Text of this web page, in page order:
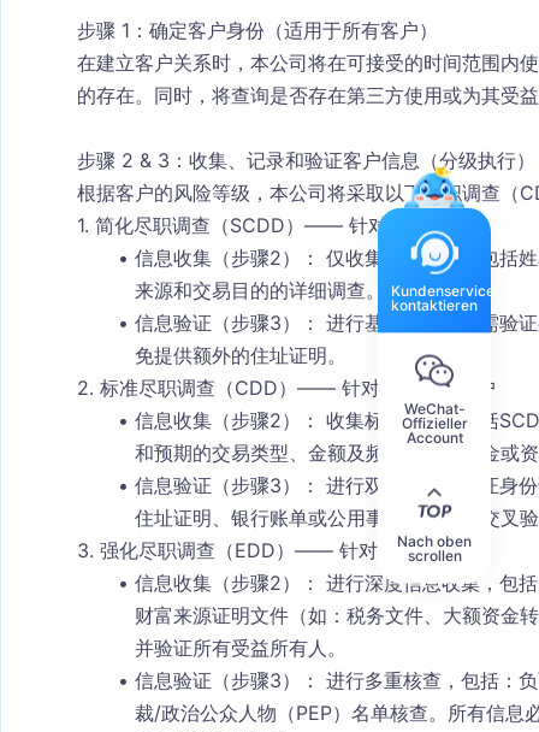
步骤 1：确定客户身份（适用于所有客户）
在建立客户关系时，本公司将在可接受的时间范围内
的存在。同时，将查询是否存在第三方使用或为其受
步骤 2 & 3：收集、记录和验证客户信息（分级执行）
根据客户的风险等级，本公司将采取以下尽职调查（
1. 简化尽职调查（SCDD）—— 针对低风险客户
信息收集（步骤2）： 仅收集基础信息，包括
来源和交易目的的详细调查。
信息验证（步骤3）： 进行基础验证，仅需验
免提供额外的住址证明。
2. 标准尽职调查（CDD）—— 针对标准风险客户
信息收集（步骤2）： 收集标准信息，包括
和预期的交易类型、金额及频率。需对资金或
信息验证（步骤3）： 进行双重验证，验证身
住址证明、银行账单或公用事业账单）以交叉
3. 强化尽职调查（EDD）—— 针对高风险客户
信息收集（步骤2）： 进行深度信息收集，包
财富来源证明文件（如：税务文件、大额资金
并验证所有受益所有人。
信息验证（步骤3）： 进行多重核查，包括：
裁/政治公众人物（PEP）名单核查。所有信息
Kundenservice
kontaktieren
WeChat-
Offizieller
Account
Nach oben
scrollen